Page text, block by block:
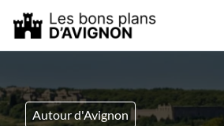
Autour d'Avignon